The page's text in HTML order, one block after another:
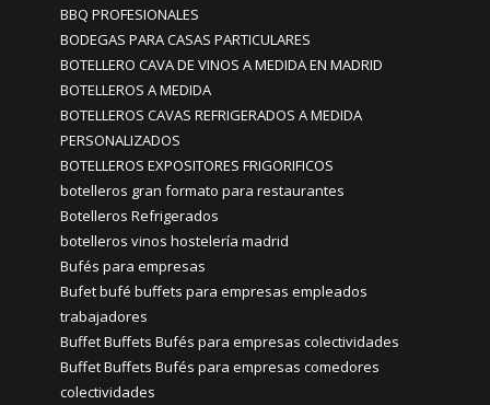
BBQ PROFESIONALES
BODEGAS PARA CASAS PARTICULARES
BOTELLERO CAVA DE VINOS A MEDIDA EN MADRID
BOTELLEROS A MEDIDA
BOTELLEROS CAVAS REFRIGERADOS A MEDIDA
PERSONALIZADOS
BOTELLEROS EXPOSITORES FRIGORIFICOS
botelleros gran formato para restaurantes
Botelleros Refrigerados
botelleros vinos hostelería madrid
Bufés para empresas
Bufet bufé buffets para empresas empleados
trabajadores
Buffet Buffets Bufés para empresas colectividades
Buffet Buffets Bufés para empresas comedores
colectividades